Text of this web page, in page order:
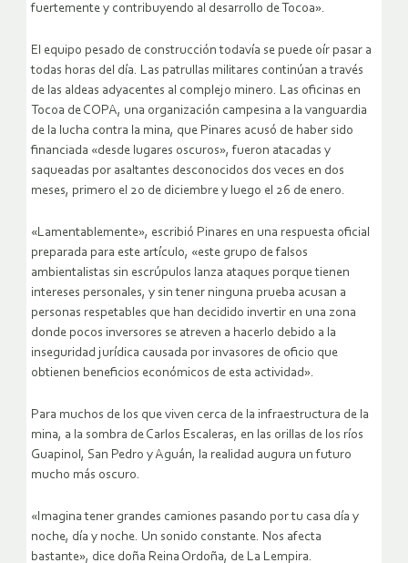
fuertemente y contribuyendo al desarrollo de Tocoa».
El equipo pesado de construcción todavía se puede oír pasar a
todas horas del día. Las patrullas militares continúan a través
de las aldeas adyacentes al complejo minero. Las oficinas en
Tocoa de COPA, una organización campesina a la vanguardia
de la lucha contra la mina, que Pinares acusó de haber sido
financiada «desde lugares oscuros», fueron atacadas y
saqueadas por asaltantes desconocidos dos veces en dos
meses, primero el 20 de diciembre y luego el 26 de enero.
«Lamentablemente», escribió Pinares en una respuesta oficial
preparada para este artículo, «este grupo de falsos
ambientalistas sin escrúpulos lanza ataques porque tienen
intereses personales, y sin tener ninguna prueba acusan a
personas respetables que han decidido invertir en una zona
donde pocos inversores se atreven a hacerlo debido a la
inseguridad jurídica causada por invasores de oficio que
obtienen beneficios económicos de esta actividad».
Para muchos de los que viven cerca de la infraestructura de la
mina, a la sombra de Carlos Escaleras, en las orillas de los ríos
Guapinol, San Pedro y Aguán, la realidad augura un futuro
mucho más oscuro.
«Imagina tener grandes camiones pasando por tu casa día y
noche, día y noche. Un sonido constante. Nos afecta
bastante», dice doña Reina Ordoña, de La Lempira.